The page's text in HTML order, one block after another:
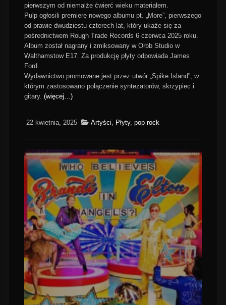
pierwszym od niemalże ćwierć wieku materiałem.
Pulp ogłosili premierę nowego albumu pt. „More”, pierwszego
od prawie dwudziestu czterech lat, który ukaże się za
pośrednictwem Rough Trade Records 6 czerwca 2025 roku.
Album został nagrany i zmiksowany w Orbb Studio w
Walthamstow E17. Za produkcję płyty odpowiada James
Ford.
Wydawnictwo promowane jest przez utwór „Spike Island”, w
którym zastosowano połączenie syntezatorów, skrzypiec i
gitary. (więcej…)
22 kwietnia, 2025 Artyści, Płyty, pop rock